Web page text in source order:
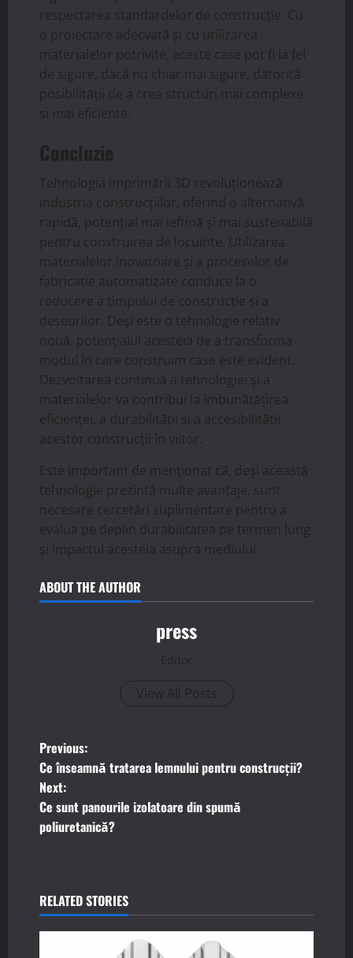
respectarea standardelor de construcție. Cu
o proiectare adecvată și cu utilizarea
materialelor potrivite, aceste case pot fi la fel
de sigure, dacă nu chiar mai sigure, datorită
posibilității de a crea structuri mai complexe
și mai eficiente.
Concluzie
Tehnologia imprimării 3D revoluționează
industria construcțiilor, oferind o alternativă
rapidă, potențial mai ieftină și mai sustenabilă
pentru construirea de locuințe. Utilizarea
materialelor inovatoare și a proceselor de
fabricație automatizate conduce la o
reducere a timpului de construcție și a
deșeurilor. Deși este o tehnologie relativ
nouă, potențialul acesteia de a transforma
modul în care construim case este evident.
Dezvoltarea continuă a tehnologiei și a
materialelor va contribui la îmbunătățirea
eficienței, a durabilității și a accesibilității
acestor construcții în viitor.
Este important de menționat că, deși această
tehnologie prezintă multe avantaje, sunt
necesare cercetări suplimentare pentru a
evalua pe deplin durabilitatea pe termen lung
și impactul acesteia asupra mediului.
ABOUT THE AUTHOR
press
Editor
View All Posts
P
o
s
a
Previous:
Ce înseamnă tratarea lemnului pentru construcții?
Next:
Ce sunt panourile izolatoare din spumă
poliuretanică?
RELATED STORIES